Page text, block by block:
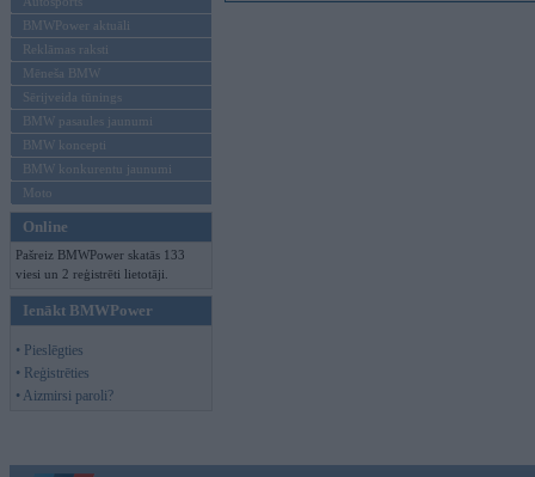
BMWPower aktuāli
Reklāmas raksti
Mēneša BMW
Sērijveida tūnings
BMW pasaules jaunumi
BMW koncepti
BMW konkurentu jaunumi
Moto
Online
Pašreiz BMWPower skatās 133
viesi un 2 reģistrēti lietotāji.
Ienākt BMWPower
• Pieslēgties
• Reģistrēties
• Aizmirsi paroli?